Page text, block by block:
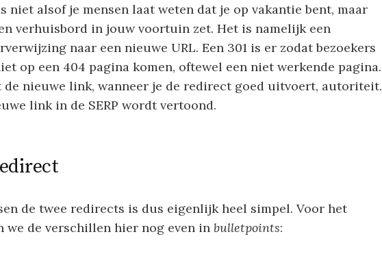
niet alsof je mensen laat weten dat je op vakantie bent, maar
verhuisbord in jouw voortuin zet. Het is namelijk een
naar een nieuwe URL. Een 301 is er zodat bezoekers
op een 404 pagina komen, oftewel een niet werkende pagina.
de nieuwe link, wanneer je de redirect goed uitvoert, autoriteit.
link in de SERP wordt vertoond.
de twee redirects is dus eigenlijk heel simpel. Voor het
we de verschillen hier nog even in bulletpoints: